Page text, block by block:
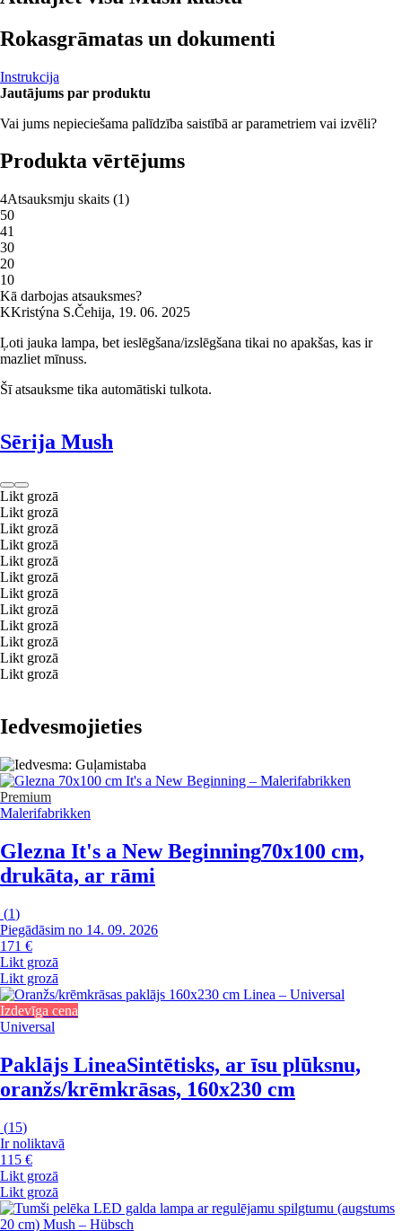
Rokasgrāmatas un dokumenti
Instrukcija
Jautājums par produktu
Vai jums nepieciešama palīdzība saistībā ar parametriem vai izvēli?
Produkta vērtējums
4Atsauksmju skaits (1)
50
41
30
20
10
Kā darbojas atsauksmes?
KKristýna S.Čehija, 19. 06. 2025
Ļoti jauka lampa, bet ieslēgšana/izslēgšana tikai no apakšas, kas ir
mazliet mīnuss.
Šī atsauksme tika automātiski tulkota.
Sērija Mush
Likt grozā
Likt grozā
Likt grozā
Likt grozā
Likt grozā
Likt grozā
Likt grozā
Likt grozā
Likt grozā
Likt grozā
Likt grozā
Likt grozā
Iedvesmojieties
Premium
Malerifabrikken
Glezna It's a New Beginning70x100 cm,
drukāta, ar rāmi
(1)
Piegādāsim no 14. 09. 2026
171 €
Likt grozā
Likt grozā
Izdevīga cena
Universal
Paklājs LineaSintētisks, ar īsu plūksnu,
oranžs/krēmkrāsas, 160x230 cm
(15)
Ir noliktavā
115 €
Likt grozā
Likt grozā